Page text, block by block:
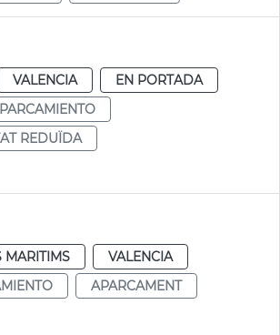
VALENCIA
EN PORTADA
REDUÏDA
MARITIMS
VALENCIA
APARCAMENT